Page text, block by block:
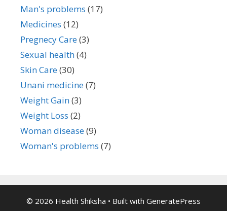
Man's problems (17)
Medicines (12)
Pregnecy Care(3)
Sexual health(4)
Skin Care(30)
Unani medicine(7)
Weight Gain(3)
Weight Loss (2)
Woman disease(9)
Woman's problems (7)
© 2026 Health Shiksha • Built with GeneratePress